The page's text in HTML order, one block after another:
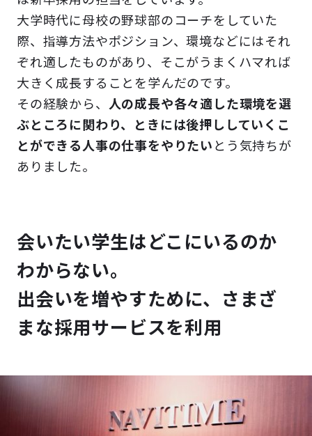
大学時代に母校の野球部のコーチをしていた
際、指導方法やポジション、環境などにはそれ
ぞれ適したものがあり、そこがうまくハマれば
大きく成長することを学んだのです。
その経験から、
人の成長や各々適した環境を選
ぶところに関わり、ときには後押ししていくこ
とができる人事の仕事をやりたい とう気持ちが
ありました。
会いたい学生はどこにいるのか
わからない。
出会いを増やすために、さまざ
まな採用サービスを利用